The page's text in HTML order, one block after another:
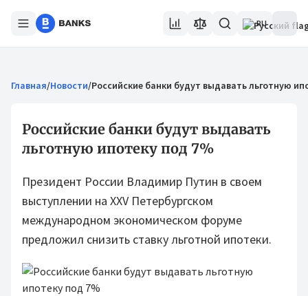
RU
Главная/Новости/Российские банки будут выдавать льготную
Российские банки будут выдавать
льготную ипотеку под 7%
Президент России Владимир Путин в своем
выступлении на XXV Петербургском
международном экономическом форуме
предложил снизить ставку льготной ипотеки.